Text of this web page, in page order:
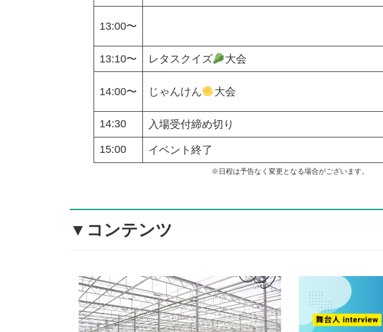
13:00〜
13:10〜 レタスクイズ 大会
14:00〜 じゃんけん 大会
14:30 入場受付締め切り
15:00 イベント終了
※日程は予告なく変更となる場合がございます。
▼コンテンツ